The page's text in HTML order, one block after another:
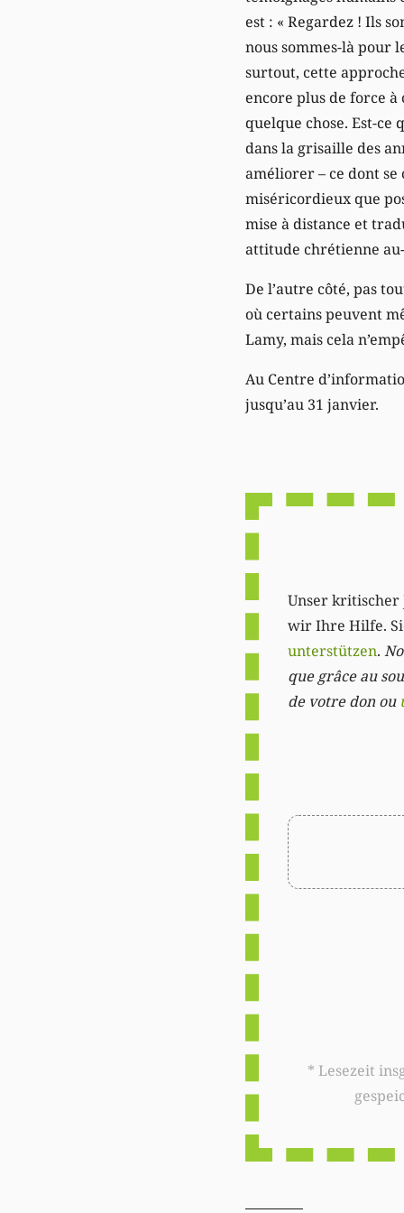
est : « Regardez ! Ils
nous sommes-là pour
surtout, cette
encore plus de force
quelque chose. Est-ce
dans la grisaille des
améliorer – ce dont se
miséricordieux que
mise à distance et
attitude chrétienne
De l’autre côté, pas
où certains peuvent
Lamy, mais cela
Au Centre
jusqu’au 31 janvier.
Unser kritischer
wir Ihre Hilfe.
unterstützen.
que grâce au
de votre don ou
* Lesezeit insgesamt auf woxx.lu: